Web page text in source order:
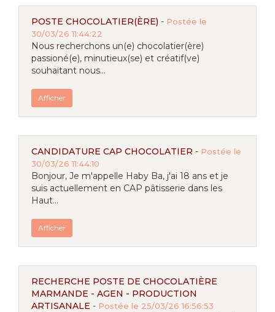
POSTE CHOCOLATIER(ÈRE) - Postée le
30/03/26 11:44:22
Nous recherchons un(e) chocolatier(ère)
passioné(e), minutieux(se) et créatif(ve)
souhaitant nous...
Afficher
CANDIDATURE CAP CHOCOLATIER - Postée le
30/03/26 11:44:10
Bonjour, Je m'appelle Haby Ba, j'ai 18 ans et je
suis actuellement en CAP pâtisserie dans les
Haut...
Afficher
RECHERCHE POSTE DE CHOCOLATIÈRE
MARMANDE - AGEN - PRODUCTION
ARTISANALE - Postée le 25/03/26 16:56:53